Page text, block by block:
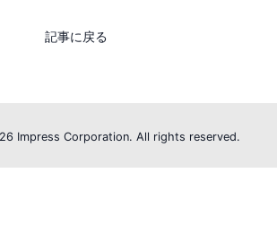
記事に戻る
Impress Corporation. All rights reserved.